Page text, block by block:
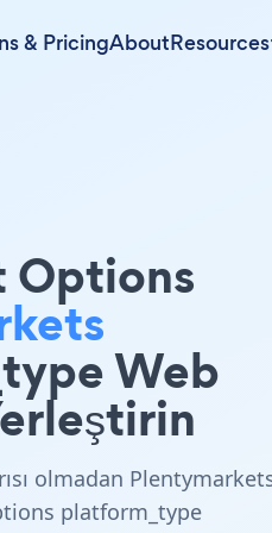
& PricingAboutResources
Options
Web
olmadan
platform_type